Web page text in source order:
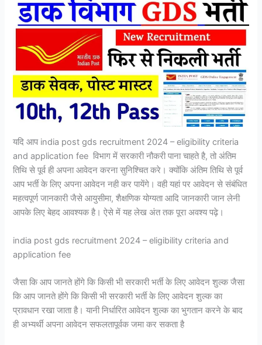
यदि आप india post gds recruitment 2024 – eligibility criteria
and application fee विभाग में सरकारी नौकरी पाना चाहते है, तो अंतिम
तिथि से पूर्व ही अपना आवेदन करना सुनिश्चित करे। क्योंकि अंतिम तिथि से पूर्व
आप भर्ती के लिए अपना आवेदन नही कर पायेंगे। वही यहां पर आवेदन से संबंधित
महत्वपूर्ण जानकारी जैसे आयुसीमा, शैक्षणिक योग्यता आदि जानकारी जान लेनी
आपके लिए बेहद आवश्यक है। ऐसे में यह लेख अंत तक पूरा अवश्य पढ़े।
india post gds recruitment 2024 – eligibility criteria and
application fee
जैसा कि आप जानते होंगे कि किसी भी सरकारी भर्ती के लिए आवेदन शुल्क जैसा
कि आप जानते होंगे कि किसी भी सरकारी भर्ती के लिए आवेदन शुल्क का
प्रावधान रखा जाता है। यानी निर्धारित आवेदन शुल्क का भुगतान करने के बाद
ही अभ्यर्थी अपना आवेदन सफलतापूर्वक जमा कर सकता है